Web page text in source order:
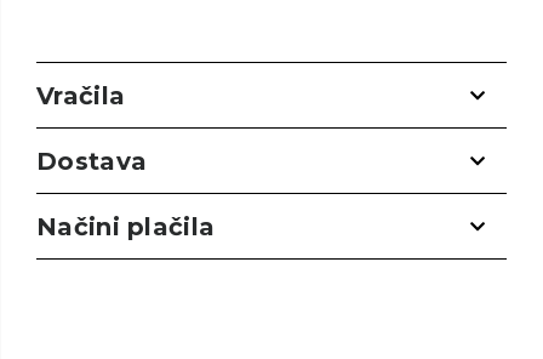
Vračila
Dostava
Načini plačila